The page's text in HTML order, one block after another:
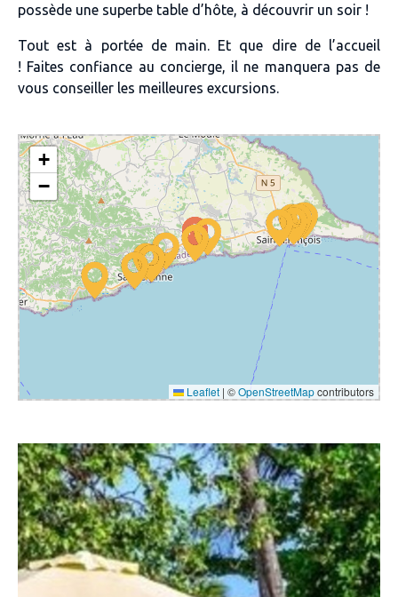
possède une superbe table d’hôte, à découvrir un soir !
Tout est à portée de main. Et que dire de l’accueil
! Faites confiance au concierge, il ne manquera pas de
vous conseiller les meilleures excursions.
+
−
Leaflet | ©OpenStreetMapcontributors